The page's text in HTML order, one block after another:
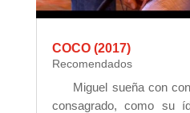
COCO (2017)
Recomendados
Miguel sueña con
consagrado, como su